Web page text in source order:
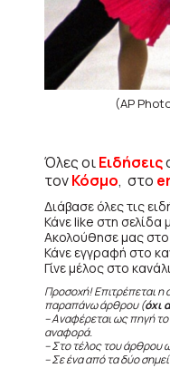
(AP
Όλες οιΕιδήσεις
τονΚόσμο, στο
Διάβασε όλες τις
Κάνε like στη σελίδα
Ακολούθησε μας στο
Κάνε εγγραφή στο
Γίνε μέλος στο
Προσοχή! Επιτρέπεται
παραπάνω άρθρου (όχι
– Αναφέρεται ως πηγή το
αναφορά.
– Στο τέλος του άρθρου
– Σε ένα από τα δύο